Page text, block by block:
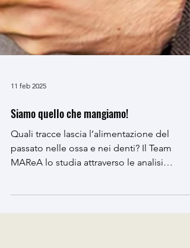
11 feb 2025
Siamo quello che mangiamo!
Quali tracce lascia l’alimentazione del